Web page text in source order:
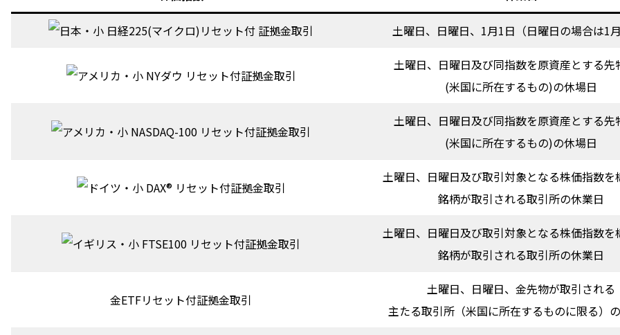
日経225(マイクロ)リセット付 証拠金取引 土曜日、日曜日、1月1日（日曜日の場合は1
NYダウ リセット付証拠金取引
土曜日、日曜日及び同指数を原資産とする先
(米国に所在するもの)の休場日
NASDAQ-100 リセット付証拠金取引
土曜日、日曜日及び同指数を原資産とする先
(米国に所在するもの)の休場日
DAX® リセット付証拠金取引
土曜日、日曜日及び取引対象となる株価指数を
銘柄が取引される取引所の休業日
FTSE100 リセット付証拠金取引
土曜日、日曜日及び取引対象となる株価指数を
銘柄が取引される取引所の休業日
金ETFリセット付証拠金取引
土曜日、日曜日、金先物が取引される
主たる取引所（米国に所在するものに限る）